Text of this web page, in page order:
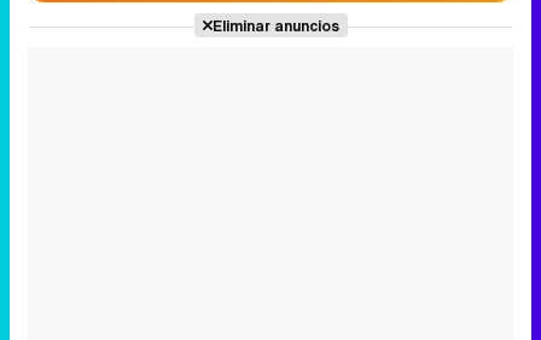
Eliminar anuncios